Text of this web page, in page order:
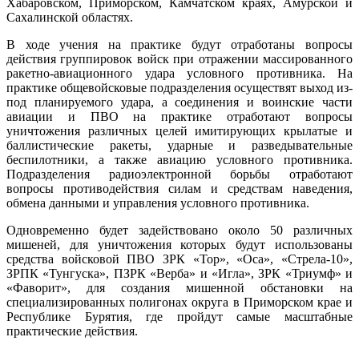
Сахалинской областях.
В ходе учения на практике будут отработаны вопросы
действия группировок войск при отражении массированного
ракетно-авиационного удара условного противника. На
практике общевойсковые подразделения осуществят выход из-
под планируемого удара, а соединения и воинские части
авиации и ПВО на практике отработают вопросы
уничтожения различных целей имитирующих крылатые и
баллистические ракеты, ударные и разведывательные
беспилотники, а также авиацию условного противника.
Подразделения радиоэлектронной борьбы отработают
вопросы противодействия силам и средствам наведения,
обмена данными и управления условного противника.
Одновременно будет задействовано около 50 различных
мишеней, для уничтожения которых будут использованы
средства войсковой ПВО ЗРК «Тор», «Оса», «Стрела-10»,
ЗРПК «Тунгуска», ПЗРК «Верба» и «Игла», ЗРК «Триумф» и
«Фаворит», для создания мишенной обстановки на
специализированных полигонах округа в Приморском крае и
Республике Бурятия, где пройдут самые масштабные
практические действия.